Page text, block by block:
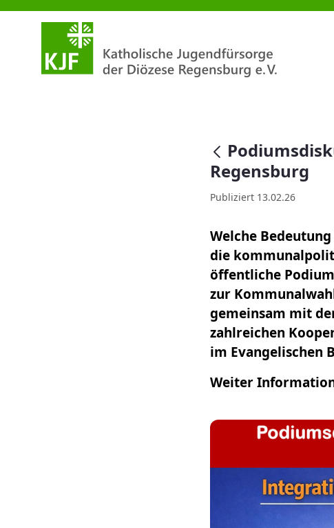
Podiumsdiskussion zur
null
Regensburg
Publiziert 13.02.26
Welche
die
öffentliche
zur
gemeinsam mit
zahlreichen
im Evangelischen
Weiter